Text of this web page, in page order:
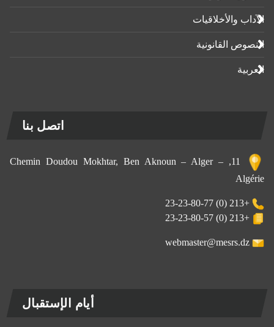
الآداب واﻷخلاقيات
النصوص القانونية
العربية
اتصل بنا
11, Chemin Doudou Mokhtar, Ben Aknoun – Alger –
Algérie
+213 (0) 23-23-80-77
+213 (0) 23-23-80-57
webmaster@mesrs.dz
أيام الإستقبال